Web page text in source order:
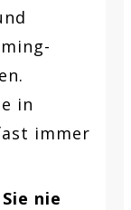
in
immer
nie